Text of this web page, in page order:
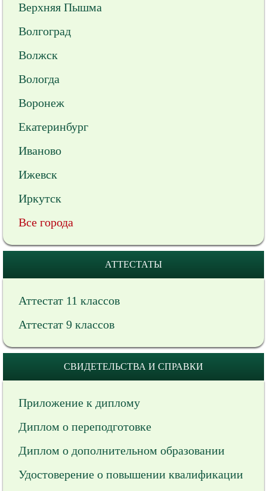
Верхняя Пышма
Волгоград
Волжск
Вологда
Воронеж
Екатеринбург
Иваново
Ижевск
Иркутск
Все города
АТТЕСТАТЫ
Аттестат 11 классов
Аттестат 9 классов
СВИДЕТЕЛЬСТВА И СПРАВКИ
Приложение к диплому
Диплом о переподготовке
Диплом о дополнительном образовании
Удостоверение о повышении квалификации